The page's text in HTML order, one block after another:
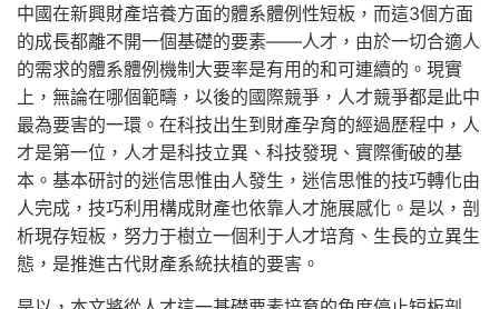
中國在新興財產培養方面的體系體例性短板，而這3個方面
的成長都離不開一個基礎的要素——人才，由於一切合適人
的需求的體系體例機制大要率是有用的和可連續的。現實
上，無論在哪個範疇，以後的國際競爭，人才競爭都是此中
最為要害的一環。在科技出生到財產孕育的經過歷程中，人
才是第一位，人才是科技立異、科技發現、實際衝破的基
本。基本研討的迷信思惟由人發生，迷信思惟的技巧轉化由
人完成，技巧利用構成財產也依靠人才施展感化。是以，剖
析現存短板，努力于樹立一個利于人才培育、生長的立異生
態，是推進古代財產系統扶植的要害。